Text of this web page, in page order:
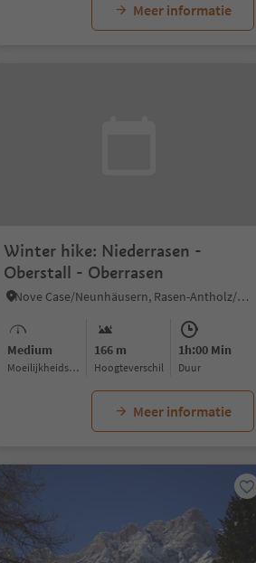
Meer informatie
Winter hike: Niederrasen -
Oberstall - Oberrasen
Nove Case/Neunhäusern, Rasen-Antholz/Rasun Anterselva, Dolomites Region Kronplatz/Plan de Corones
Medium
Moeilijkheidsgraad
166 m
Hoogteverschil
1h:00 Min
Duur
Meer informatie